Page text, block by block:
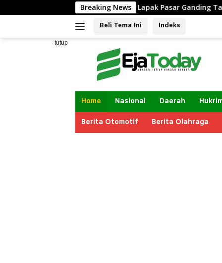
ke
Breaking News
Izin Renovasi Lapak Pasar Ganding Tak Tertulis, LBH
Beli Tema Ini Indeks
tutup
Home Nasional Daerah
Berita Otomotif Berita Olahraga